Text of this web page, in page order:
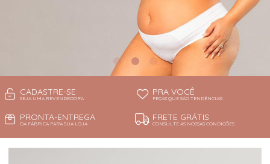
CADASTRE-SE
SEJA UMA REVENDEDORA
PRA VOCÊ
PEÇAS QUE SÃO TENDÊNCIAS!
PRONTA-ENTREGA
DA FÁBRICA PARA SUA LOJA
FRETE GRÁTIS
CONSULTE AS NOSSAS CONDIÇÕES